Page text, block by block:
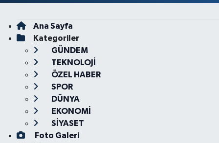
Ana Sayfa
Kategoriler
GÜNDEM
TEKNOLOJİ
ÖZEL HABER
SPOR
DÜNYA
EKONOMİ
SİYASET
Foto Galeri